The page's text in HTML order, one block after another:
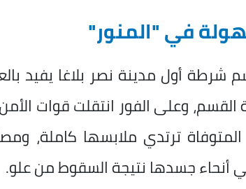
في "المنور"
شرطة أول مدينة نصر بلاغا يفيد
القسم، وعلى الفور انتقلت قوات
المتوفاة ترتدي ملابسها
أنحاء جسدها نتيجة السقوط من علو.